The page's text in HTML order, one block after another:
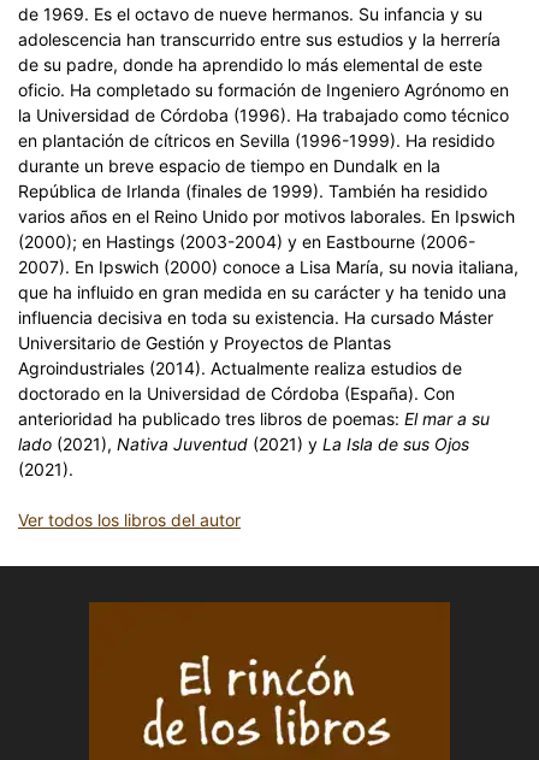
de 1969. Es el octavo de nueve hermanos. Su infancia y su
adolescencia han transcurrido entre sus estudios y la herrería
de su padre, donde ha aprendido lo más elemental de este
oficio. Ha completado su formación de Ingeniero Agrónomo en
la Universidad de Córdoba (1996). Ha trabajado como técnico
en plantación de cítricos en Sevilla (1996-1999). Ha residido
durante un breve espacio de tiempo en Dundalk en la
República de Irlanda (finales de 1999). También ha residido
varios años en el Reino Unido por motivos laborales. En Ipswich
(2000); en Hastings (2003-2004) y en Eastbourne (2006-
2007). En Ipswich (2000) conoce a Lisa María, su novia italiana,
que ha influido en gran medida en su carácter y ha tenido una
influencia decisiva en toda su existencia. Ha cursado Máster
Universitario de Gestión y Proyectos de Plantas
Agroindustriales (2014). Actualmente realiza estudios de
doctorado en la Universidad de Córdoba (España). Con
anterioridad ha publicado tres libros de poemas: El mar a su
lado (2021), Nativa Juventud (2021) y La Isla de sus Ojos
(2021).
Ver todos los libros del autor